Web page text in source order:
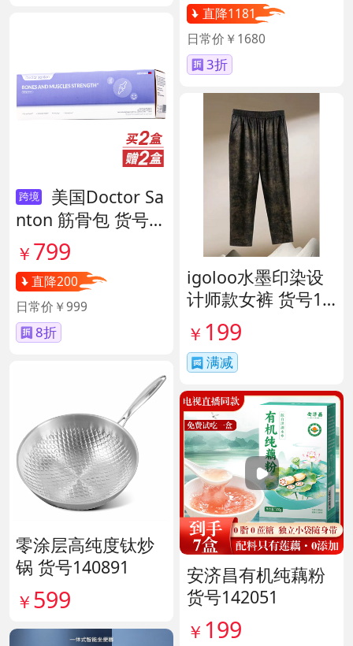
跨境
美国Doctor Sa
nton 筋骨包 货号1
40417
￥ 799
直降200
日常价￥999
8折
零涂层高纯度钛炒
锅 货号140891
￥ 599
直降1181
日常价￥1680
3折
igoloo水墨印染设
计师款女裤 货号14
1653
￥ 199
满减
安济昌有机纯藕粉
货号142051
￥ 199